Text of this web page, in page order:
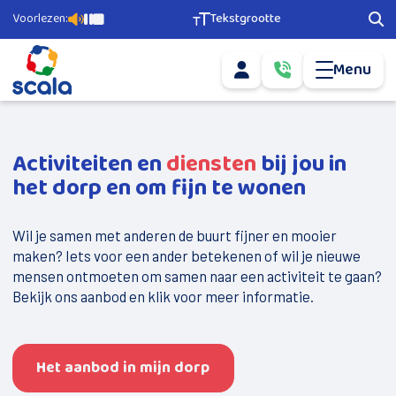
Voorlezen: Pagina voorlezen
Pauzeer voorlezen
Stop voorlezen Tekstgrootte
Tekstgrootte aanpassen
Mijn account
Mail ons via
info@scala-
welzijn.nl
Bel ons via
0­
5­
1­
­
5­
6­
7­
2­
0
Menu
Ons aanbod
Scala Vrijwilligerscentrale
Buurtsport
Doe mee
Activiteiten endienstenbij jou in
het dorp en om fijn te wonen
Wil je samen met anderen de buurt fijner en mooier
maken? Iets voor een ander betekenen of wil je nieuwe
mensen ontmoeten om samen naar een activiteit te gaan?
Bekijk ons aanbod en klik voor meer informatie.
Het aanbod in mijn dorp